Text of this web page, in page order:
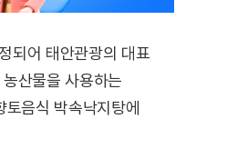
되어 태안관광의 대표
산물을 사용하는
음식 박속낙지탕에